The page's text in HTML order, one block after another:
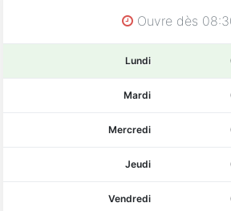
Ouvre dès
Lundi
Mardi
Mercredi
Jeudi
Vendredi